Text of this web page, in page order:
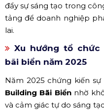
đẩy sự sáng tạo trong
tảng để doanh nghiệp
lai.
Xu hướng tổ chức
bãi biển năm 2025
Năm 2025 chứng kiến
Building Bãi Biểnnhờ
và cảm giác tự do sáng